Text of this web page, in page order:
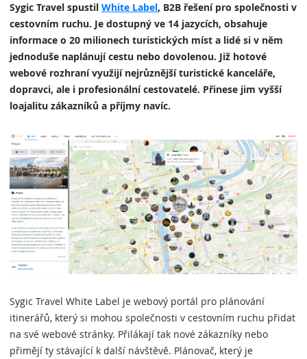
Sygic Travel spustil White Label, B2B řešení pro společnosti v
cestovním ruchu. Je dostupný ve 14 jazycích, obsahuje
informace o 20 milionech turistických míst a lidé si v něm
jednoduše naplánují cestu nebo dovolenou. Již hotové
webové rozhraní využijí nejrůznější turistické kanceláře,
dopravci, ale i profesionální cestovatelé. Přinese jim vyšší
loajalitu zákazníků a příjmy navíc.
Sygic Travel White Label je webový portál pro plánování
itinerářů, který si mohou společnosti v cestovním ruchu přidat
na své webové stránky. Přilákají tak nové zákazníky nebo
přimějí ty stávající k další návštěvě. Plánovač, který je